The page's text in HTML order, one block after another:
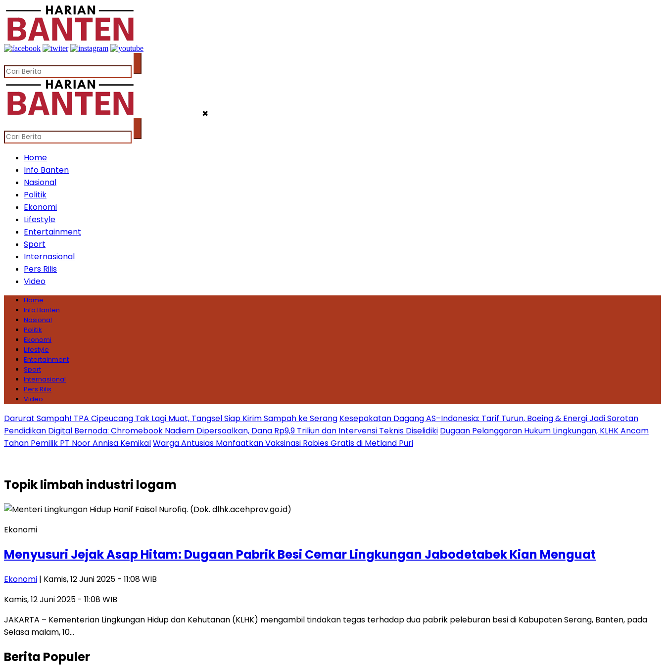
✖
Home
Info Banten
Nasional
Politik
Ekonomi
Lifestyle
Entertainment
Sport
Internasional
Pers Rilis
Video
Home
Info Banten
Nasional
Politik
Ekonomi
Lifestyle
Entertainment
Sport
Internasional
Pers Rilis
Video
Darurat Sampah! TPA Cipeucang Tak Lagi Muat, Tangsel Siap Kirim Sampah ke Serang Kesepakatan Dagang AS–Indonesia: Tarif Turun, Boeing & Energi Jadi Sorotan
Pendidikan Digital Bernoda: Chromebook Nadiem Dipersoalkan, Dana Rp9,9 Triliun dan Intervensi Teknis Diselidiki Dugaan Pelanggaran Hukum Lingkungan, KLHK Ancam
Tahan Pemilik PT Noor Annisa KemikalWarga Antusias Manfaatkan Vaksinasi Rabies Gratis di Metland Puri
Topiklimbah industri logam
Ekonomi
Menyusuri Jejak Asap Hitam: Dugaan Pabrik Besi Cemar Lingkungan Jabodetabek Kian Menguat
Ekonomi | Kamis, 12 Juni 2025 - 11:08 WIB
Kamis, 12 Juni 2025 - 11:08 WIB
JAKARTA – Kementerian Lingkungan Hidup dan Kehutanan (KLHK) mengambil tindakan tegas terhadap dua pabrik peleburan besi di Kabupaten Serang, Banten, pada
Selasa malam, 10…
Berita Populer